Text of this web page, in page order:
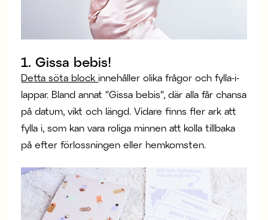
1. Gissa bebis!
Detta söta block innehåller olika frågor och fylla-i-
lappar. Bland annat "Gissa bebis", där alla får chansa
på datum, vikt och längd. Vidare finns fler ark att
fylla i, som kan vara roliga minnen att kolla tillbaka
på efter förlossningen eller hemkomsten.